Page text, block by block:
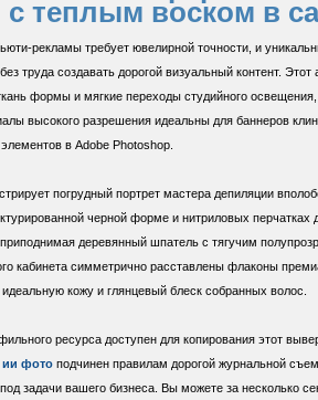
с теплым воском в
рекламы требует ювелирной точности, и
труда создавать дорогой визуальный контент.
формы и мягкие переходы студийного
высокого разрешения идеальны для баннеров
в Adobe Photoshop.
погрудный портрет мастера депиляции
черной форме и нитриловых
деревянный шпатель с тягучим
кабинета симметрично расставлены флаконы
кожу и глянцевый блеск собранных волос.
ресурса доступен для копирования этот
ии фото подчинен правилам дорогой журнальной
задачи вашего бизнеса. Вы можете за несколько